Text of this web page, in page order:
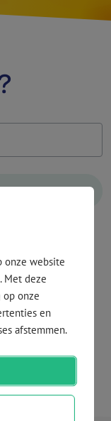
Met deze
onze
en
afstemmen.
verbeteren